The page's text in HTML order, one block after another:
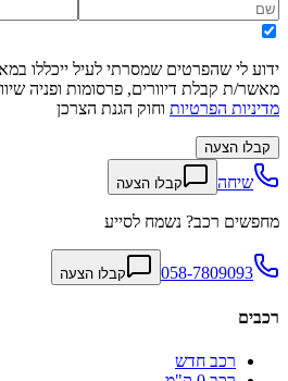
ידוע לי שהפרטים שמסרתי לעיל ייכללו
מאשר/ת קבלת דיוורים, פרסומות ופניה
מדיניות הפרטיות וחוק הגנת הצרכן
קבלו הצעה
שיחה קבלו הצעה
מחפשים רכב? נשמח לסייע
058-7809093 קבלו הצעה
רכבים
רכב חדש